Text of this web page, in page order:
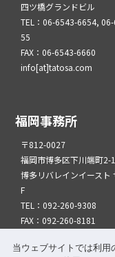
当ウェブサイトでは利用
四ツ橋グランドビル
TEL：06-6543-6654,
55
FAX：06-6543-6660
info[at]tatosa.com
福岡事務所
〒812-0027
福岡市博多区下川端町2-1
博多リバレインイースト
F
TEL：092-260-9308
FAX：092-260-8181